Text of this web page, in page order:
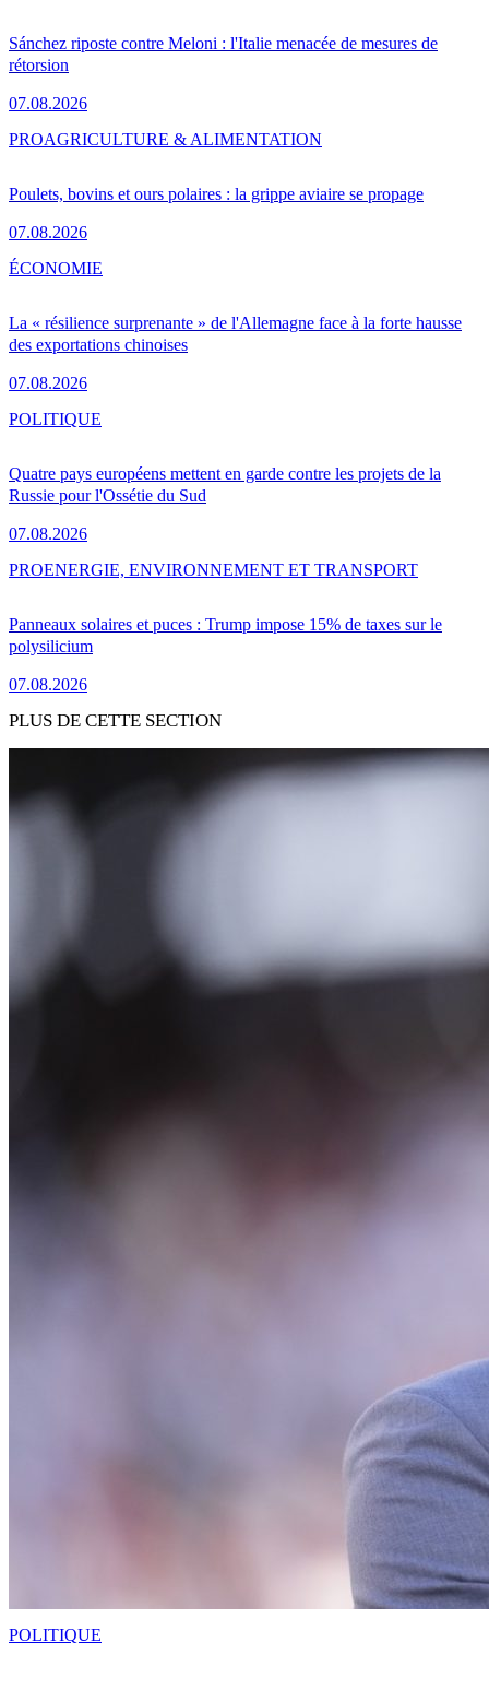
Sánchez riposte contre Meloni : l'Italie menacée de mesures de
rétorsion
07.08.2026
Poulets, bovins et ours polaires : la grippe aviaire se propage
07.08.2026
PROAGRICULTURE & ALIMENTATION
La « résilience surprenante » de l'Allemagne face à la forte hausse
des exportations chinoises
07.08.2026
ÉCONOMIE
Quatre pays européens mettent en garde contre les projets de la
Russie pour l'Ossétie du Sud
07.08.2026
POLITIQUE
Panneaux solaires et puces : Trump impose 15% de taxes sur le
polysilicium
07.08.2026
PROENERGIE, ENVIRONNEMENT ET TRANSPORT
PLUS DE CETTE SECTION
POLITIQUE